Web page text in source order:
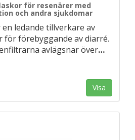
för resenärer med
och andra sjukdomar
ledande tillverkare av
förebyggande av diarré.
avlägsnar över…
Visa